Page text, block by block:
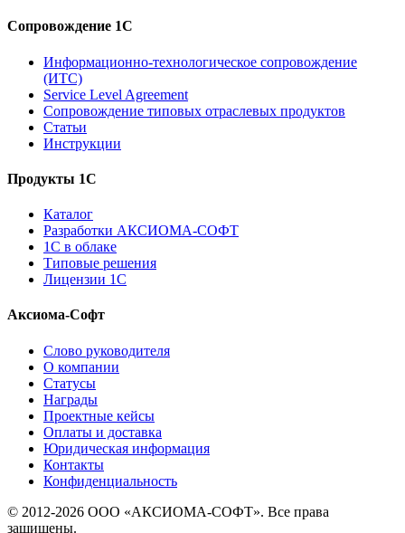
Сопровождение 1С
Информационно-технологическое сопровождение
(ИТС)
Service Level Agreement
Сопровождение типовых отраслевых продуктов
Статьи
Инструкции
Продукты 1С
Каталог
Разработки АКСИОМА-СОФТ
1С в облаке
Типовые решения
Лицензии 1С
Аксиома-Софт
Слово руководителя
О компании
Статусы
Награды
Проектные кейсы
Оплаты и доставка
Юридическая информация
Контакты
Конфиденциальность
© 2012-2026 ООО «АКСИОМА-СОФТ». Все права
защищены.